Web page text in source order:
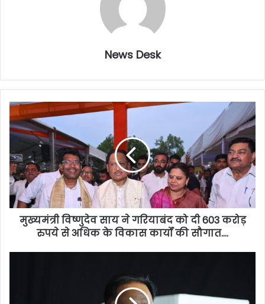
News Desk
मुख्यमंत्री विष्णुदेव साय ने गरियाबंद को दी 603 करोड़
रुपये से अधिक के विकास कार्यों की सौगात….